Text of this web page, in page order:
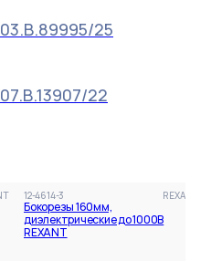
25
22
12-4614-3 REXANT
Бокорезы 160мм,
диэлектрические до 1000В
REXANT